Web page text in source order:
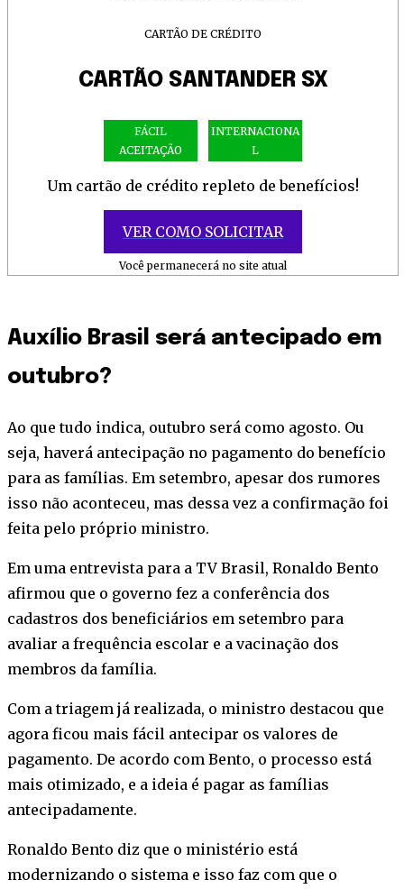
CARTÃO DE CRÉDITO
CARTÃO SANTANDER SX
FÁCIL
ACEITAÇÃO
INTERNACIONA
L
Um cartão de crédito repleto de benefícios!
VER COMO SOLICITAR
Você permanecerá no site atual
Auxílio Brasil será antecipado em
outubro?
Ao que tudo indica, outubro será como agosto. Ou
seja, haverá antecipação no pagamento do benefício
para as famílias. Em setembro, apesar dos rumores
isso não aconteceu, mas dessa vez a confirmação foi
feita pelo próprio ministro.
Em uma entrevista para a TV Brasil, Ronaldo Bento
afirmou que o governo fez a conferência dos
cadastros dos beneficiários em setembro para
avaliar a frequência escolar e a vacinação dos
membros da família.
Com a triagem já realizada, o ministro destacou que
agora ficou mais fácil antecipar os valores de
pagamento. De acordo com Bento, o processo está
mais otimizado, e a ideia é pagar as famílias
antecipadamente.
Ronaldo Bento diz que o ministério está
modernizando o sistema e isso faz com que o